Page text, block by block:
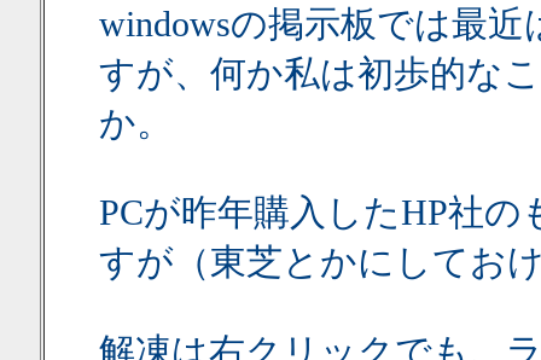
windowsの掲示板では最
すが、何か私は初歩的な
か。
PCが昨年購入したHP社
すが（東芝とかにしてお
解凍は右クリックでも、